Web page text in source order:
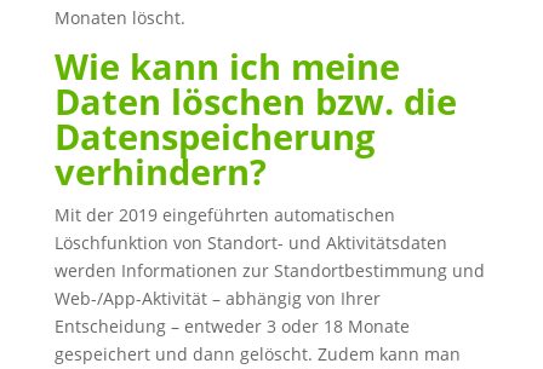
Monaten löscht.
Wie kann ich meine
Daten löschen bzw. die
Datenspeicherung
verhindern?
Mit der 2019 eingeführten automatischen
Löschfunktion von Standort- und Aktivitätsdaten
werden Informationen zur Standortbestimmung und
Web-/App-Aktivität – abhängig von Ihrer
Entscheidung – entweder 3 oder 18 Monate
gespeichert und dann gelöscht. Zudem kann man